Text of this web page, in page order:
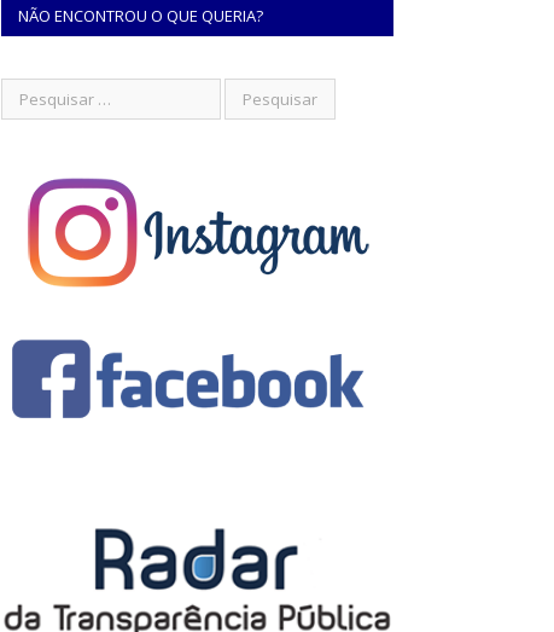
NÃO ENCONTROU O QUE QUERIA?